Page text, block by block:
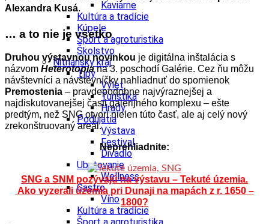
Kaviarne
Kultúra a tradície
Kúpele
Šport a agroturistika
Školstvo
Nitriansky kraj
Tipy
Výlet
Turistika
Hrady
Podujatia
Výstava
Festival
Divadlo
Ubytovanie
Wellness
Gastro
Víno
Kultúra a tradície
Alexandra Kusá.
… a to nie je všetko
Druhou výstavnou novinkou je digitálna inštalácia s
názvom Heterotopiana 3. poschodí Galérie. Cez ňu môžu
návštevníci a návštevníčky nahliadnuť do spomienok
Premostenia – pravdepodobne najvýraznejšej a
najdiskutovanejšej časti galerijného komplexu – ešte
predtým, než SNG otvorí nielen túto časť, ale aj celý nový
zrekonštruovaný areál.
Neprehliadnite:
SNG a SNM pozývajú na výstavu – Tekuté územia.
Ako vyzerali územia pri Dunaji na mapách z r. 1650 –
1800?